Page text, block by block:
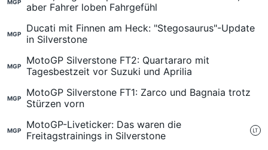
MGP
aber Fahrer loben Fahrgefühl
MGP
Ducati mit Finnen am Heck: "Stegosaurus"-Update
in Silverstone
MGP
MotoGP Silverstone FT2: Quartararo mit
Tagesbestzeit vor Suzuki und Aprilia
MGP
MotoGP Silverstone FT1: Zarco und Bagnaia trotz
Stürzen vorn
MGP
MotoGP-Liveticker: Das waren die
Freitagstrainings in Silverstone